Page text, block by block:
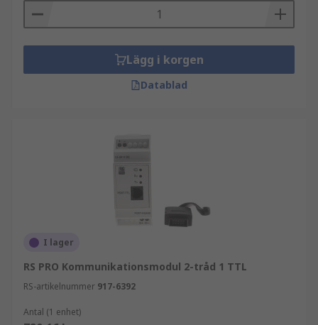
Lägg i korgen
Datablad
I lager
RS PRO Kommunikationsmodul 2-tråd 1 TTL
RS-artikelnummer 917-6392
Antal (1 enhet)